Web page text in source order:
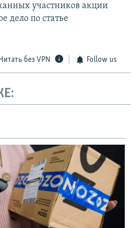
участников акции
дело по статье
без VPN Follow us